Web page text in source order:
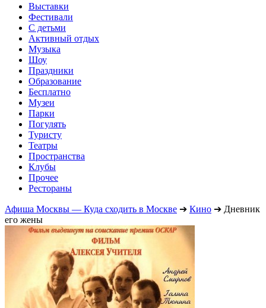
Выставки
Фестивали
С детьми
Активный отдых
Музыка
Шоу
Праздники
Образование
Бесплатно
Музеи
Парки
Погулять
Туристу
Театры
Пространства
Клубы
Прочее
Рестораны
Афиша Москвы — Куда сходить в Москве ➔ Кино ➔ Дневник
его жены